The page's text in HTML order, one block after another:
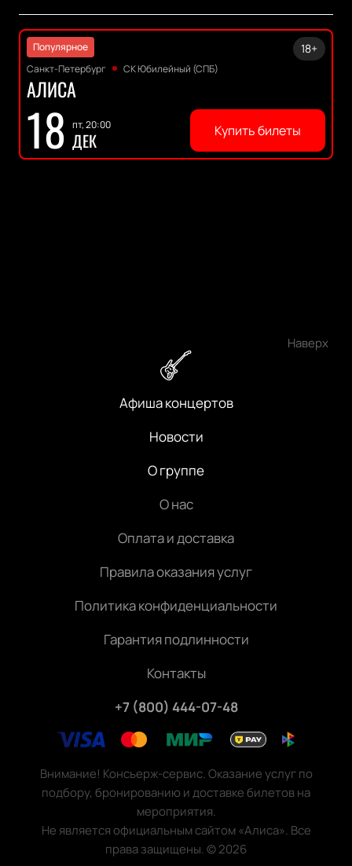
Популярное
Санкт-Петербург
СК Юбилейный (СПБ)
АЛИСА
18 пт, 20:00
ДЕК
18+
Купить билеты
Наверх
Афиша концертов
Новости
О группе
О нас
Оплата и доставка
Правила оказания услуг
Политика конфиденциальности
Гарантия подлинности
Контакты
+7 (800) 444-07-48
Внимание! Консьерж-сервис. Оказание услуг по
подбору, бронированию и доставке билетов на
мероприятия.
Не является официальным сайтом «Алиса». Все
права защищены.©2026